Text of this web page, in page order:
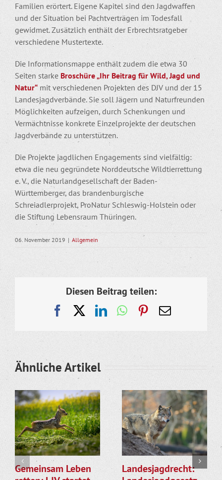
Familien erörtert. Eigene Kapitel sind den Jagdwaffen
und der Situation bei Pachtverträgen im Todesfall
gewidmet. Zusätzlich enthält der Erbrechtsratgeber
verschiedene Mustertexte.
Die Informationsmappe enthält zudem die etwa 30
Seiten starke Broschüre „Ihr Beitrag für Wild, Jagd und
Natur“ mit verschiedenen Projekten des DJV und der 15
Landesjagdverbände. Sie soll Jägern und Naturfreunden
Möglichkeiten aufzeigen, durch Schenkungen und
Vermächtnisse konkrete Einzelprojekte der deutschen
Jagdverbände zu unterstützen.
Die Projekte jagdlichen Engagements sind vielfältig:
etwa die neu gegründete Norddeutsche Wildtierrettung
e. V., die Naturlandgesellschaft der Baden-
Württemberger, das brandenburgische
Schreiadlerprojekt, ProNatur Schleswig-Holstein oder
die Stiftung Lebensraum Thüringen.
06. November 2019 | Allgemein
Diesen Beitrag teilen:
FacebookLinkedInWhatsApp
Pinterest
E-
Ähnliche Artikel
Gemeinsam Leben
Landesjagdrecht: